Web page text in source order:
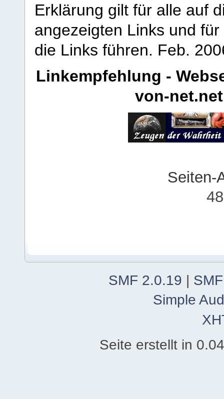
Erklärung gilt für alle auf
angezeigten Links und
die Links führen. Feb.
Linkempfehlung -
von-net.net
Seiten-
SMF 2.0.19 |
Simple
Seite erstellt in